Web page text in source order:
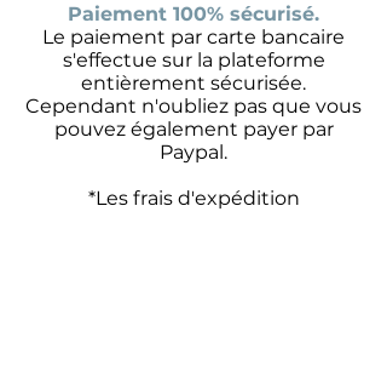
Paiement 100% sécurisé.
Le paiement par carte bancaire
s'effectue sur la plateforme
entièrement sécurisée.
Cependant n'oubliez pas que vous
pouvez également payer par
Paypal.
*Les frais d'expédition